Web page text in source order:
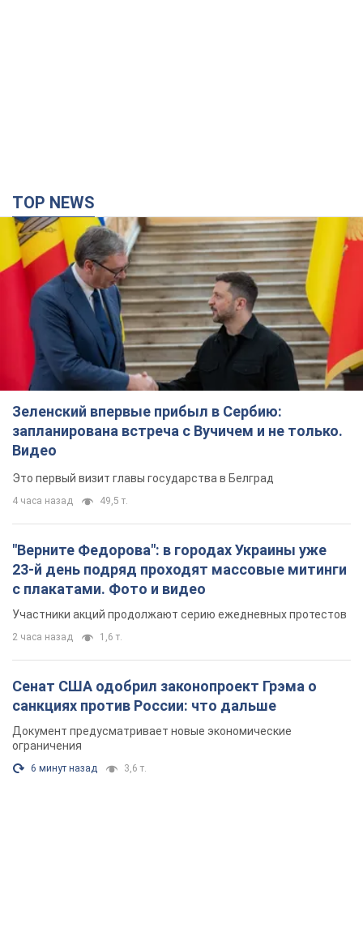
TOP NEWS
Зеленский впервые прибыл в Сербию:
запланирована встреча с Вучичем и не только.
Видео
Это первый визит главы государства в Белград
4 часа назад 49,5 т.
"Верните Федорова": в городах Украины уже
23-й день подряд проходят массовые митинги
с плакатами. Фото и видео
Участники акций продолжают серию ежедневных протестов
2 часа назад 1,6 т.
Сенат США одобрил законопроект Грэма о
санкциях против России: что дальше
Документ предусматривает новые экономические
ограничения
6 минут назад 3,6 т.